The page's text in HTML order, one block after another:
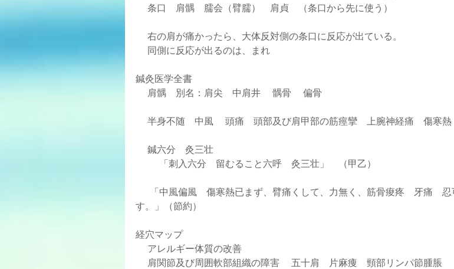
     条口　肩髃　臑会（臂臑）　肩貞　（条口から先に使う）
     右の肩が痛かったら、大体反対側の条口に反応が出ている。
     同側に反応が出るのは、まれ
鍼灸医学全書
     肩髃　別名：肩尖　中肩井     髃骨     偏骨
     半身不随　中風     頭痛　頭部及び肩甲部の筋痙攣　上腕神経痛　傷寒熱
     鍼六分　灸三壮
      　「刺入六分　留むること六呼　灸三壮」　（甲乙）
す。」（節約）
経穴マップ
     アレルギー体質の改善
     肩関節及び周囲軟部組織の障害     五十肩　片麻痩　頸部リンパ節腫脹